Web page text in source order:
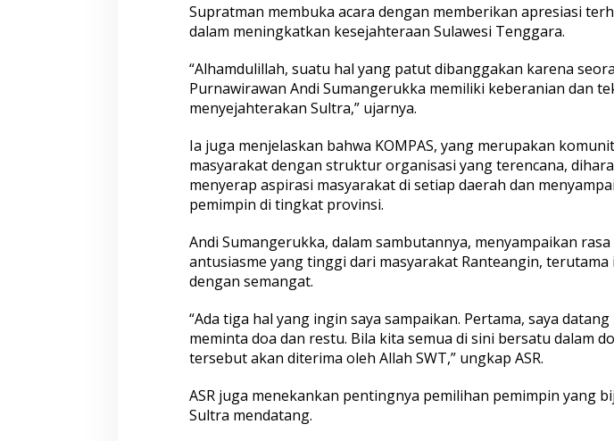
p
a
e
d
i
o
l
a
k
a
t
r
a
Supratman membuka acara dengan memberikan apresiasi
dalam meningkatkan kesejahteraan Sulawesi Tenggara.
“Alhamdulillah, suatu hal yang patut dibanggakan karena
Purnawirawan Andi Sumangerukka memiliki keberanian dan
menyejahterakan Sultra,” ujarnya.
Ia juga menjelaskan bahwa KOMPAS, yang merupakan
masyarakat dengan struktur organisasi yang terencana,
menyerap aspirasi masyarakat di setiap daerah dan
pemimpin di tingkat provinsi.
Andi Sumangerukka, dalam sambutannya, menyampaikan
antusiasme yang tinggi dari masyarakat Ranteangin,
dengan semangat.
“Ada tiga hal yang ingin saya sampaikan. Pertama, saya
meminta doa dan restu. Bila kita semua di sini bersatu dalam
tersebut akan diterima oleh Allah SWT,” ungkap ASR.
ASR juga menekankan pentingnya pemilihan pemimpin yang
Sultra mendatang.